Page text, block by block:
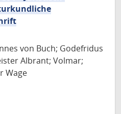
von Buch; Godefridus
Albrant; Volmar;
Wage